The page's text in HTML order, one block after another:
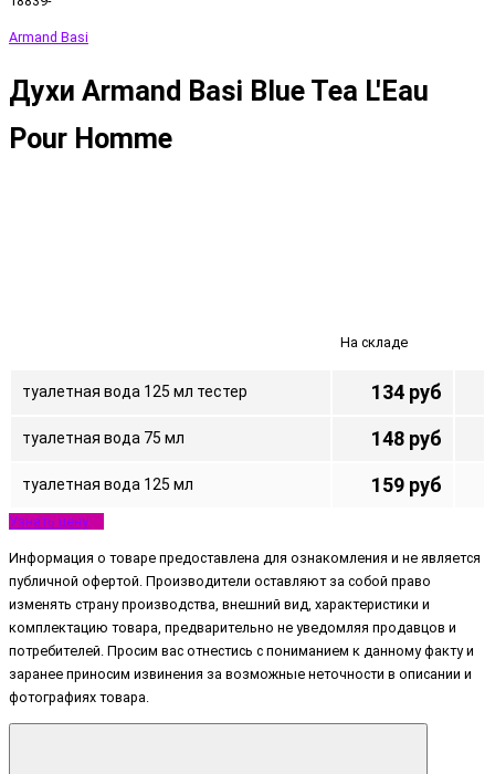
Armand Basi
Духи Armand Basi Blue Tea L'Eau
Pour Homme
На складе
туалетная вода 125 мл тестер 134 руб
туалетная вода 75 мл 148 руб
туалетная вода 125 мл 159 руб
Узнать цену
Информация о товаре предоставлена для ознакомления и не является
публичной офертой. Производители оставляют за собой право
изменять страну производства, внешний вид, характеристики и
комплектацию товара, предварительно не уведомляя продавцов и
потребителей. Просим вас отнестись с пониманием к данному факту и
заранее приносим извинения за возможные неточности в описании и
фотографиях товара.